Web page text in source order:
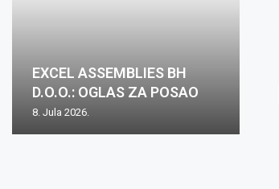
EXCEL ASSEMBLIES BH
D.O.O.: OGLAS ZA POSAO
8. Jula 2026.